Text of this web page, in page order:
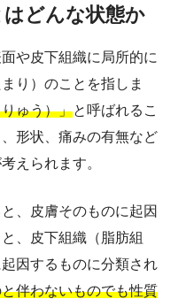
どんな状態か
や皮下組織に局所的に
り）のことを指しま
ゅう）」と呼ばれるこ
形状、痛みの有無など
えられます。
、皮膚そのものに起因
、皮下組織（脂肪組
因するものに分類され
伴わないものでも性質